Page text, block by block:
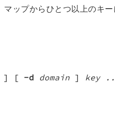
プからひとつ以上のキー
] [ -d domain ] key